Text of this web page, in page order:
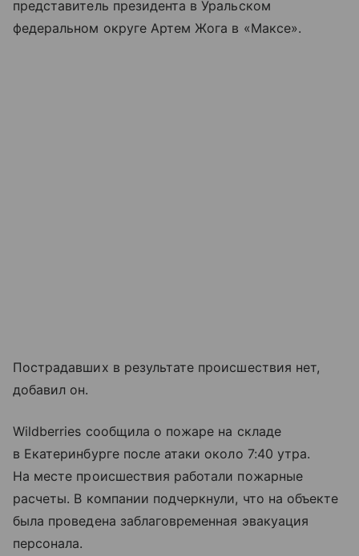
представитель президента в Уральском
федеральном округе Артем Жога в «Максе».
Пострадавших в результате происшествия нет,
добавил он.
Wildberries сообщила о пожаре на складе
в Екатеринбурге после атаки около 7:40 утра.
На месте происшествия работали пожарные
расчеты. В компании подчеркнули, что на объекте
была проведена заблаговременная эвакуация
персонала.